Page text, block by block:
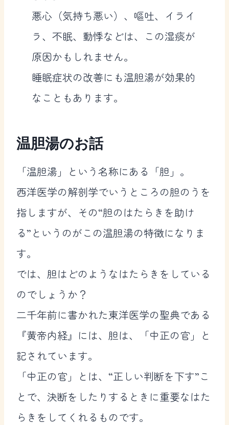
悪心（気持ち悪い）、嘔吐、イライ
ラ、不眠、動悸などは、この湿痰が
原因かもしれません。
睡眠症状の改善にも温胆湯が効果的
なこともあります。
温胆湯のお話
「温胆湯」という名称にある「胆」。
西洋医学の解剖学でいうところの胆のうを
指しますが、その“胆のはたらきを助け
る”というのがこの温胆湯の特徴になりま
す。
では、胆はどのようなはたらきをしている
のでしょうか？
二千年前に書かれた東洋医学の聖典である
『黄帝内経』には、胆は、「中正の官」と
記されています。
「中正の官」とは、“正しい判断を下す”こ
とで、決断をしたりするときに重要なはた
らきをしてくれるものです。